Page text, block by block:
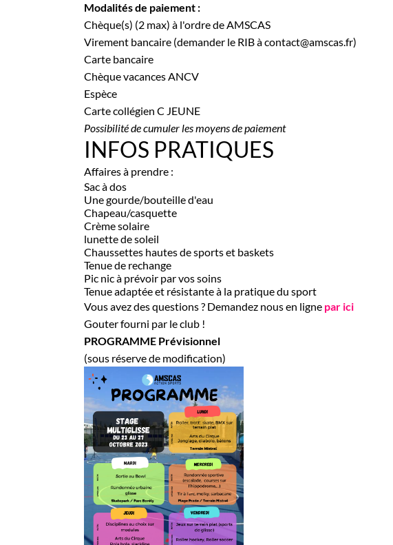
Modalités de paiement :
Chèque(s) (2 max) à l'ordre de AMSCAS
Virement bancaire (demander le RIB à contact@amscas.fr)
Carte bancaire
Chèque vacances ANCV
Espèce
Carte collégien C JEUNE
Possibilité de cumuler les moyens de paiement
INFOS PRATIQUES
Affaires à prendre :
Sac à dos
Une gourde/bouteille d'eau
Chapeau/casquette
Crème solaire
lunette de soleil
Chaussettes hautes de sports et baskets
Tenue de rechange
Pic nic à prévoir par vos soins
Tenue adaptée et résistante à la pratique du sport
Vous avez des questions ? Demandez nous en ligne par ici
Gouter fourni par le club !
PROGRAMME Prévisionnel
(sous réserve de modification)